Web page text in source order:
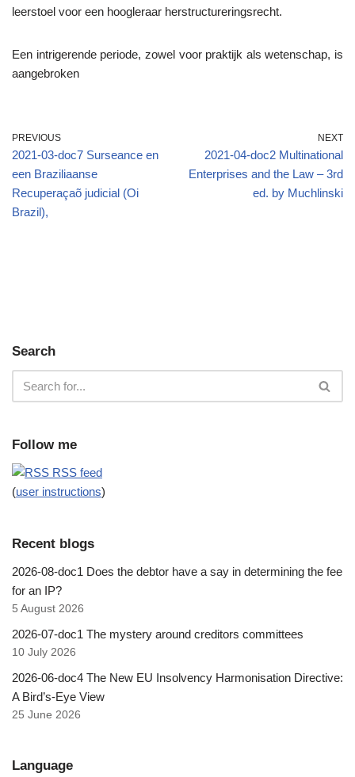
leerstoel voor een hoogleraar herstructureringsrecht.
Een intrigerende periode, zowel voor praktijk als wetenschap, is
aangebroken
PREVIOUS
2021-03-doc7 Surseance en
een Braziliaanse
Recuperaçaõ judicial (Oi
Brazil),
NEXT
2021-04-doc2 Multinational
Enterprises and the Law – 3rd
ed. by Muchlinski
Search
Follow me
RSS feed
(user instructions)
Recent blogs
2026-08-doc1 Does the debtor have a say in determining the fee
for an IP?
5 August 2026
2026-07-doc1 The mystery around creditors committees
10 July 2026
2026-06-doc4 The New EU Insolvency Harmonisation Directive:
A Bird’s-Eye View
25 June 2026
Language